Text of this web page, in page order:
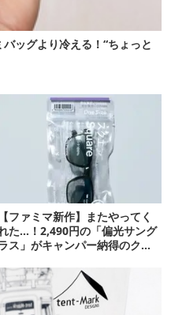
ッグより冷える！“ちょっと
【ファミマ新作】またやってく
た…！2,490円の「偏光サング
ス」がキャンパー納得のクオ